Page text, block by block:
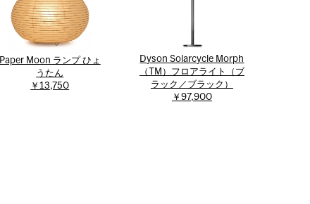
Paper Moon ランプ ひょ
うたん
￥13,750
Dyson Solarcycle Morph
（TM）フロアライト（ブ
ラック／ブラック）
￥97,900